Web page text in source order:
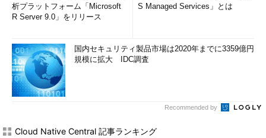
析プラットフォーム「Microsoft
R Server 9.0」をリリース
S Managed Services」とは
国内セキュリティ製品市場は2020年までに3359億円
規模に拡大 IDC調査
Recommended by
Cloud Native Central 記事ランキング